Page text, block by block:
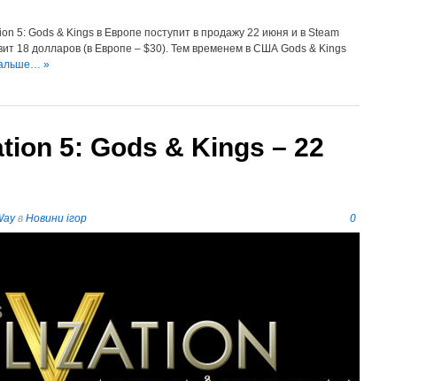
5: Gods & Kings в Европе поступит в продажу 22 июня и в Steam
18 долларов (в Европе – $30). Тем временем в США Gods & Kings
»
5: Gods & Kings – 22
в Новини ігор 0